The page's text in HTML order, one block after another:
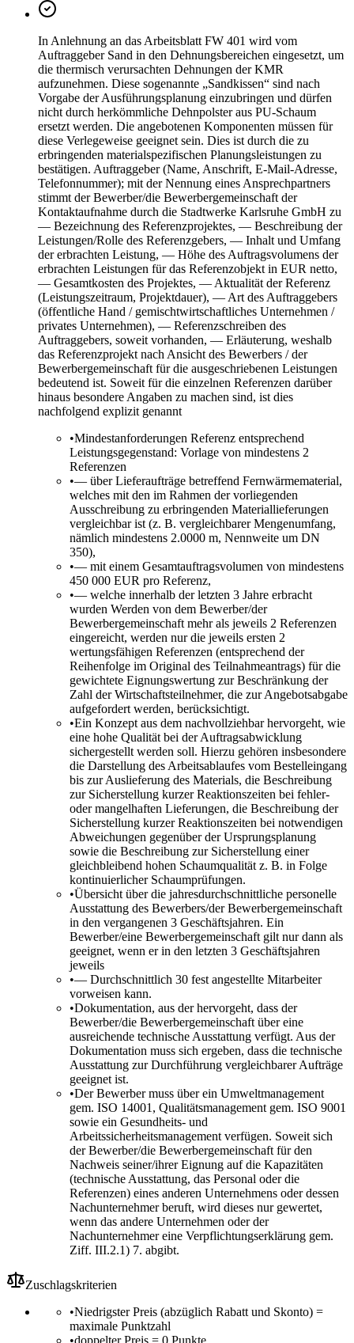
In Anlehnung an das Arbeitsblatt FW 401 wird vom
Auftraggeber Sand in den Dehnungsbereichen eingesetzt, um
die thermisch verursachten Dehnungen der KMR
aufzunehmen. Diese sogenannte „Sandkissen“ sind nach
Vorgabe der Ausführungsplanung einzubringen und dürfen
nicht durch herkömmliche Dehnpolster aus PU-Schaum
ersetzt werden. Die angebotenen Komponenten müssen für
diese Verlegeweise geeignet sein. Dies ist durch die zu
erbringenden materialspezifischen Planungsleistungen zu
bestätigen. Auftraggeber (Name, Anschrift, E-Mail-Adresse,
Telefonnummer); mit der Nennung eines Ansprechpartners
stimmt der Bewerber/die Bewerbergemeinschaft der
Kontaktaufnahme durch die Stadtwerke Karlsruhe GmbH zu
— Bezeichnung des Referenzprojektes, — Beschreibung der
Leistungen/Rolle des Referenzgebers, — Inhalt und Umfang
der erbrachten Leistung, — Höhe des Auftragsvolumens der
erbrachten Leistungen für das Referenzobjekt in EUR netto,
— Gesamtkosten des Projektes, — Aktualität der Referenz
(Leistungszeitraum, Projektdauer), — Art des Auftraggebers
(öffentliche Hand / gemischtwirtschaftliches Unternehmen /
privates Unternehmen), — Referenzschreiben des
Auftraggebers, soweit vorhanden, — Erläuterung, weshalb
das Referenzprojekt nach Ansicht des Bewerbers / der
Bewerbergemeinschaft für die ausgeschriebenen Leistungen
bedeutend ist. Soweit für die einzelnen Referenzen darüber
hinaus besondere Angaben zu machen sind, ist dies
nachfolgend explizit genannt
•Mindestanforderungen Referenz entsprechend
Leistungsgegenstand: Vorlage von mindestens 2
Referenzen
•— über Lieferaufträge betreffend Fernwärmematerial,
welches mit den im Rahmen der vorliegenden
Ausschreibung zu erbringenden Materiallieferungen
vergleichbar ist (z. B. vergleichbarer Mengenumfang,
nämlich mindestens 2.0000 m, Nennweite um DN
350),
•— mit einem Gesamtauftragsvolumen von mindestens
450 000 EUR pro Referenz,
•— welche innerhalb der letzten 3 Jahre erbracht
wurden Werden von dem Bewerber/der
Bewerbergemeinschaft mehr als jeweils 2 Referenzen
eingereicht, werden nur die jeweils ersten 2
wertungsfähigen Referenzen (entsprechend der
Reihenfolge im Original des Teilnahmeantrags) für die
gewichtete Eignungswertung zur Beschränkung der
Zahl der Wirtschaftsteilnehmer, die zur Angebotsabgabe
aufgefordert werden, berücksichtigt.
•Ein Konzept aus dem nachvollziehbar hervorgeht, wie
eine hohe Qualität bei der Auftragsabwicklung
sichergestellt werden soll. Hierzu gehören insbesondere
die Darstellung des Arbeitsablaufes vom Bestelleingang
bis zur Auslieferung des Materials, die Beschreibung
zur Sicherstellung kurzer Reaktionszeiten bei fehler-
oder mangelhaften Lieferungen, die Beschreibung der
Sicherstellung kurzer Reaktionszeiten bei notwendigen
Abweichungen gegenüber der Ursprungsplanung
sowie die Beschreibung zur Sicherstellung einer
gleichbleibend hohen Schaumqualität z. B. in Folge
kontinuierlicher Schaumprüfungen.
•Übersicht über die jahresdurchschnittliche personelle
Ausstattung des Bewerbers/der Bewerbergemeinschaft
in den vergangenen 3 Geschäftsjahren. Ein
Bewerber/eine Bewerbergemeinschaft gilt nur dann als
geeignet, wenn er in den letzten 3 Geschäftsjahren
jeweils
•— Durchschnittlich 30 fest angestellte Mitarbeiter
vorweisen kann.
•Dokumentation, aus der hervorgeht, dass der
Bewerber/die Bewerbergemeinschaft über eine
ausreichende technische Ausstattung verfügt. Aus der
Dokumentation muss sich ergeben, dass die technische
Ausstattung zur Durchführung vergleichbarer Aufträge
geeignet ist.
•Der Bewerber muss über ein Umweltmanagement
gem. ISO 14001, Qualitätsmanagement gem. ISO 9001
sowie ein Gesundheits- und
Arbeitssicherheitsmanagement verfügen. Soweit sich
der Bewerber/die Bewerbergemeinschaft für den
Nachweis seiner/ihrer Eignung auf die Kapazitäten
(technische Ausstattung, das Personal oder die
Referenzen) eines anderen Unternehmens oder dessen
Nachunternehmer beruft, wird dieses nur gewertet,
wenn das andere Unternehmen oder der
Nachunternehmer eine Verpflichtungserklärung gem.
Ziff. III.2.1) 7. abgibt.
Zuschlagskriterien
•Niedrigster Preis (abzüglich Rabatt und Skonto) =
maximale Punktzahl